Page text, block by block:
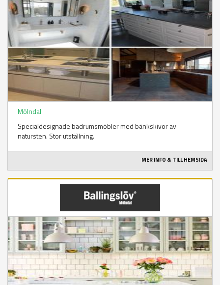
Mölndal
Specialdesignade badrumsmöbler med bänkskivor av
natursten. Stor utställning.
MER INFO & TILL HEMSIDA